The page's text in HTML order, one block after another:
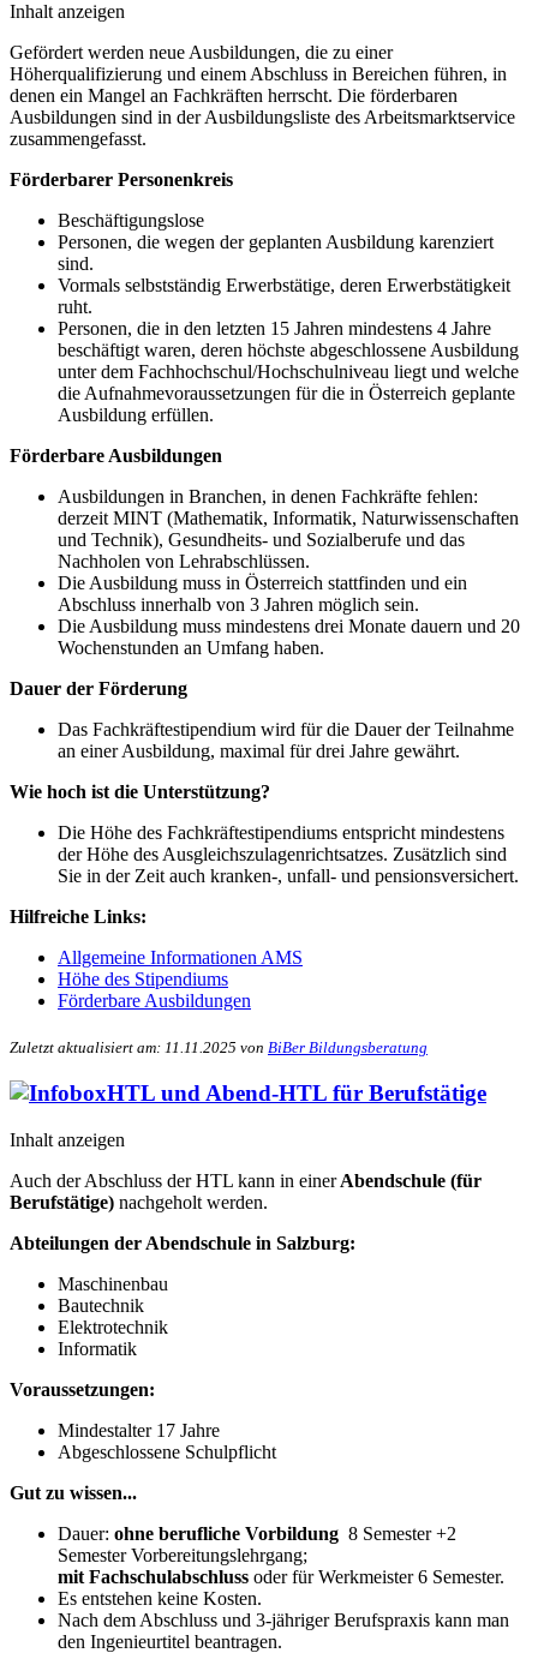
Inhalt anzeigen
Gefördert werden neue Ausbildungen, die zu einer
Höherqualifizierung und einem Abschluss in Bereichen führen, in
denen ein Mangel an Fachkräften herrscht. Die förderbaren
Ausbildungen sind in der Ausbildungsliste des Arbeitsmarktservice
zusammengefasst.
Förderbarer Personenkreis
Beschäftigungslose
Personen, die wegen der geplanten Ausbildung karenziert
sind.
Vormals selbstständig Erwerbstätige, deren Erwerbstätigkeit
ruht.
Personen, die in den letzten 15 Jahren mindestens 4 Jahre
beschäftigt waren, deren höchste abgeschlossene Ausbildung
unter dem Fachhochschul/Hochschulniveau liegt und welche
die Aufnahmevoraussetzungen für die in Österreich geplante
Ausbildung erfüllen.
Förderbare Ausbildungen
Ausbildungen in Branchen, in denen Fachkräfte fehlen:
derzeit MINT (Mathematik, Informatik, Naturwissenschaften
und Technik), Gesundheits- und Sozialberufe und das
Nachholen von Lehrabschlüssen.
Die Ausbildung muss in Österreich stattfinden und ein
Abschluss innerhalb von 3 Jahren möglich sein.
Die Ausbildung muss mindestens drei Monate dauern und 20
Wochenstunden an Umfang haben.
Dauer der Förderung
Das Fachkräftestipendium wird für die Dauer der Teilnahme
an einer Ausbildung, maximal für drei Jahre gewährt.
Wie hoch ist die Unterstützung?
Die Höhe des Fachkräftestipendiums entspricht mindestens
der Höhe des Ausgleichszulagenrichtsatzes. Zusätzlich sind
Sie in der Zeit auch kranken-, unfall- und pensionsversichert.
Hilfreiche Links:
Allgemeine Informationen AMS
Höhe des Stipendiums
Förderbare Ausbildungen
Zuletzt aktualisiert am: 11.11.2025 von BiBer Bildungsberatung
HTL und Abend-HTL für Berufstätige
Inhalt anzeigen
Auch der Abschluss der HTL kann in einerAbendschule (für
Berufstätige) nachgeholt werden.
Abteilungen der Abendschule in Salzburg:
Maschinenbau
Bautechnik
Elektrotechnik
Informatik
Voraussetzungen:
Mindestalter 17 Jahre
Abgeschlossene Schulpflicht
Gut zu wissen...
Dauer: ohne berufliche Vorbildung 8 Semester +2
Semester Vorbereitungslehrgang;
mit Fachschulabschluss oder für Werkmeister 6 Semester.
Es entstehen keine Kosten.
Nach dem Abschluss und 3-jähriger Berufspraxis kann man
den Ingenieurtitel beantragen.